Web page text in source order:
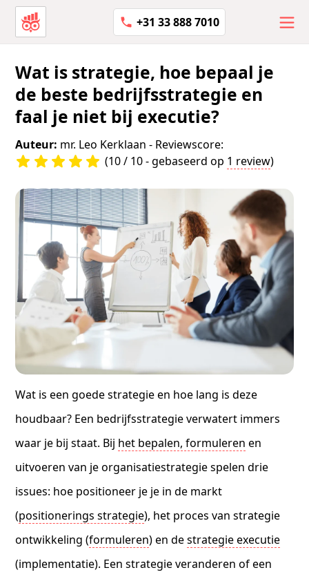
+31 33 888 7010
Wat is strategie, hoe bepaal je
de beste bedrijfsstrategie en
faal je niet bij executie?
Auteur: mr. Leo Kerklaan - Reviewscore:
(10 / 10 - gebaseerd op 1 review)
Wat is een goede strategie en hoe lang is deze
houdbaar? Een bedrijfsstrategie verwatert immers
waar je bij staat. Bij het bepalen, formuleren en
uitvoeren van je organisatiestrategie spelen drie
issues: hoe positioneer je je in de markt
(positionerings strategie), het proces van strategie
ontwikkeling (formuleren) en destrategie executie
(implementatie). Een strategie veranderen of een